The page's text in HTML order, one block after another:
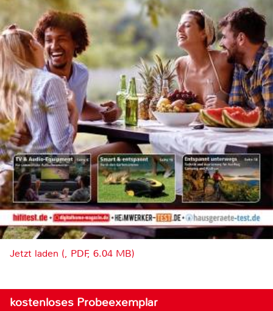
Jetzt laden (, PDF, 6.04 MB)
kostenloses Probeexemplar